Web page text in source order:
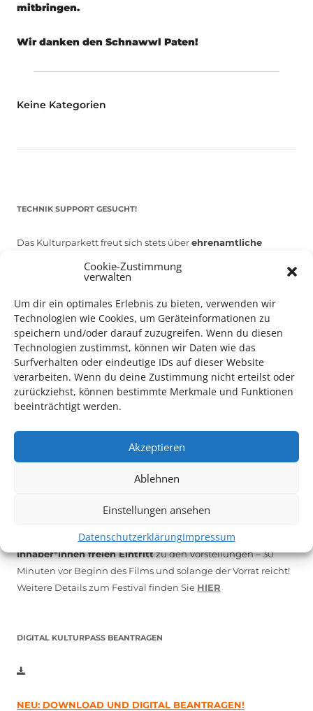
Cookie-Zustimmung
verwalten
Um dir ein optimales Erlebnis zu bieten, verwenden wir
Technologien wie Cookies, um Geräteinformationen zu
speichern und/oder darauf zuzugreifen. Wenn du diesen
Technologien zustimmst, können wir Daten wie das
Surfverhalten oder eindeutige IDs auf dieser Website
verarbeiten. Wenn du deine Zustimmung nicht erteilst oder
zurückziehst, können bestimmte Merkmale und Funktionen
beeinträchtigt werden.
Akzeptieren
Ablehnen
Einstellungen ansehen
DatenschutzerklärungImpressum
mitbringen.
Wir danken den Schnawwl Paten!
Keine Kategorien
TECHNIK SUPPORT GESUCHT!
Das Kulturparkett freut sich stets überehrenamtliche
melden Sie sich unterinfo@kulturparkett-rhein-neckar.de
*KULTURTIPP SOMMERPAUSE: FESTIVAL DES DEUTSCHEN FILMS*
Auch dieses Jahr findet wieder das
Festival des deutschen
Vom 19. August bist zum 9. Septemberhaben
Inhaber*innen freien Eintrittzu den Vorstellungen – 30
Minuten vor Beginn des Films und solange der Vorrat reicht!
Weitere Details zum Festival finden Sie HIER
DIGITAL KULTURPASS BEANTRAGEN
NEU: DOWNLOAD UND DIGITAL BEANTRAGEN!